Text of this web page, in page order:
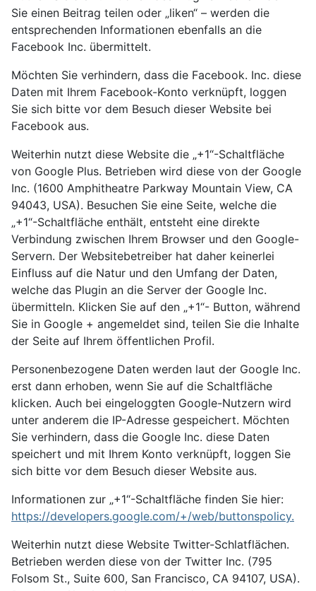
Sie einen Beitrag teilen oder „liken“ – werden die
entsprechenden Informationen ebenfalls an die
Facebook Inc. übermittelt.
Möchten Sie verhindern, dass die Facebook. Inc. diese
Daten mit Ihrem Facebook-Konto verknüpft, loggen
Sie sich bitte vor dem Besuch dieser Website bei
Facebook aus.
Weiterhin nutzt diese Website die „+1“-Schaltfläche
von Google Plus. Betrieben wird diese von der Google
Inc. (1600 Amphitheatre Parkway Mountain View, CA
94043, USA). Besuchen Sie eine Seite, welche die
„+1“-Schaltfläche enthält, entsteht eine direkte
Verbindung zwischen Ihrem Browser und den Google-
Servern. Der Websitebetreiber hat daher keinerlei
Einfluss auf die Natur und den Umfang der Daten,
welche das Plugin an die Server der Google Inc.
übermitteln. Klicken Sie auf den „+1“- Button, während
Sie in Google + angemeldet sind, teilen Sie die Inhalte
der Seite auf Ihrem öffentlichen Profil.
Personenbezogene Daten werden laut der Google Inc.
erst dann erhoben, wenn Sie auf die Schaltfläche
klicken. Auch bei eingeloggten Google-Nutzern wird
unter anderem die IP-Adresse gespeichert. Möchten
Sie verhindern, dass die Google Inc. diese Daten
speichert und mit Ihrem Konto verknüpft, loggen Sie
sich bitte vor dem Besuch dieser Website aus.
Informationen zur „+1“-Schaltfläche finden Sie hier:
https://developers.google.com/+/web/buttonspolicy.
Weiterhin nutzt diese Website Twitter-Schlatflächen.
Betrieben werden diese von der Twitter Inc. (795
Folsom St., Suite 600, San Francisco, CA 94107, USA).